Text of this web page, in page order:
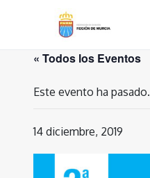
« Todos los Eventos
Este evento ha pasado.
14 diciembre, 2019